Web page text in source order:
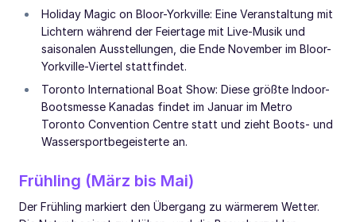
Holiday Magic on Bloor-Yorkville: Eine Veranstaltung mit
Lichtern während der Feiertage mit Live-Musik und
saisonalen Ausstellungen, die Ende November im Bloor-
Yorkville-Viertel stattfindet.
Toronto International Boat Show: Diese größte Indoor-
Bootsmesse Kanadas findet im Januar im Metro
Toronto Convention Centre statt und zieht Boots- und
Wassersportbegeisterte an.
Frühling (März bis Mai)
Der Frühling markiert den Übergang zu wärmerem Wetter.